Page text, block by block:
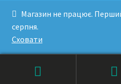
Магазин не працює.
серпня.
Сховати
Developed by